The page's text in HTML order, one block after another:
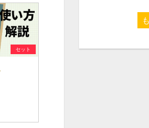
セット